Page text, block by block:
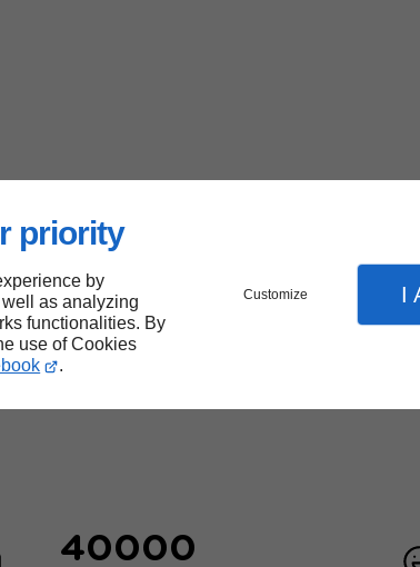
priority
by
as analyzing
functionalities. By
use of Cookies
.
Customize I
forcesde Linkeo
40000